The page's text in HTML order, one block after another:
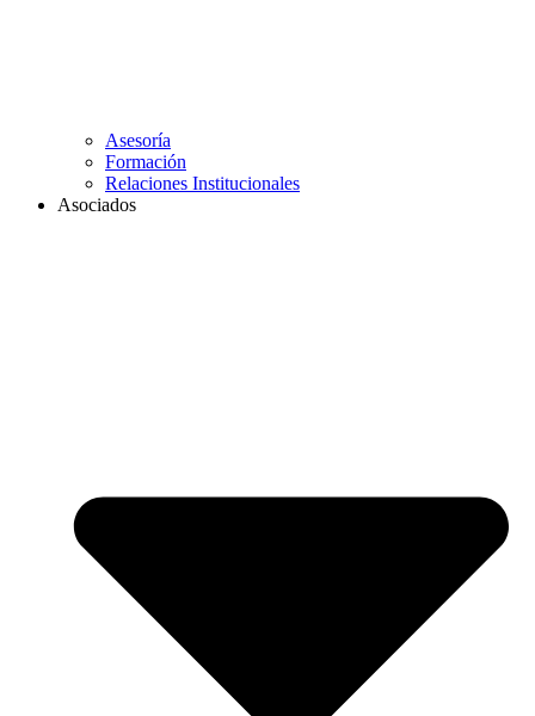
Asesoría
Formación
Relaciones Institucionales
Asociados